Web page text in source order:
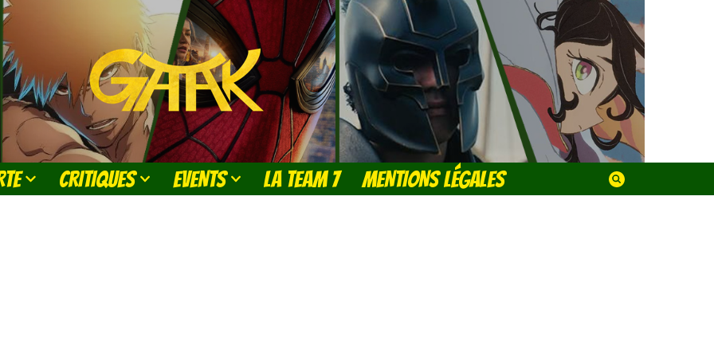
CRITIQUES EVENTS LA TEAM 7 MENTIONS LÉGALES